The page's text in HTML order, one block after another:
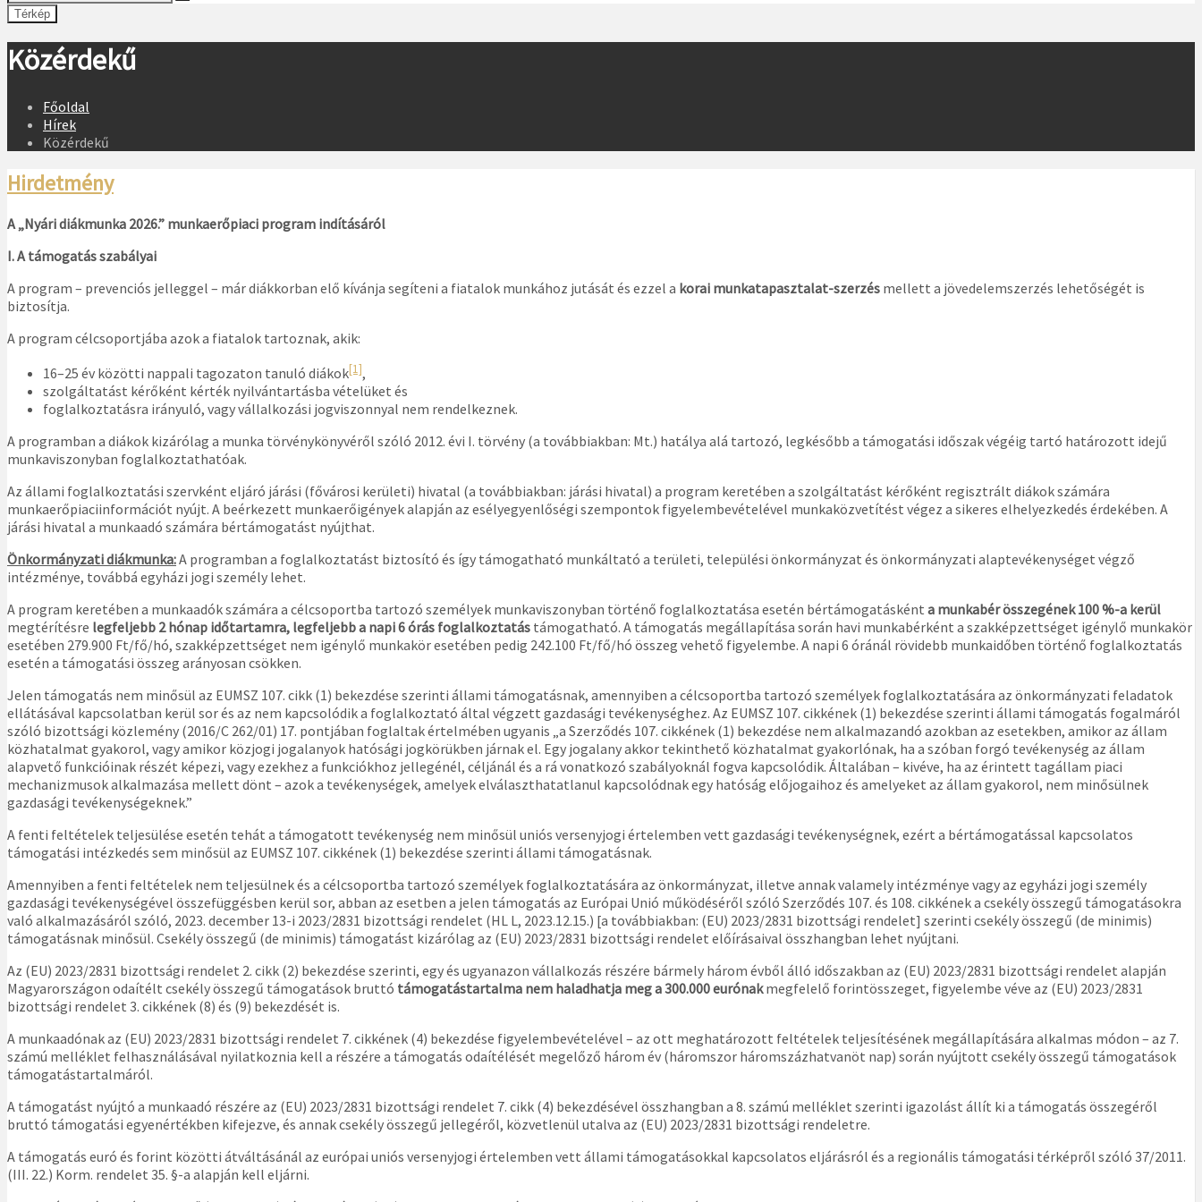
Térkép
Közérdekű
Főoldal
Hírek
Közérdekű
Hirdetmény
A „Nyári diákmunka 2026.” munkaerőpiaci program indításáról
I. A támogatás szabályai
A program – prevenciós jelleggel – már diákkorban elő kívánja segíteni a fiatalok munkához jutását és ezzel a korai munkatapasztalat-szerzés mellett a jövedelemszerzés lehetőségét is
biztosítja.
A program célcsoportjába azok a fiatalok tartoznak, akik:
16–25 év közötti nappali tagozaton tanuló diákok[1],
szolgáltatást kérőként kérték nyilvántartásba vételüket és
foglalkoztatásra irányuló, vagy vállalkozási jogviszonnyal nem rendelkeznek.
A programban a diákok kizárólag a munka törvénykönyvéről szóló 2012. évi I. törvény (a továbbiakban: Mt.) hatálya alá tartozó, legkésőbb a támogatási időszak végéig tartó határozott idejű
munkaviszonyban foglalkoztathatóak.
Az állami foglalkoztatási szervként eljáró járási (fővárosi kerületi) hivatal (a továbbiakban: járási hivatal) a program keretében a szolgáltatást kérőként regisztrált diákok számára
munkaerőpiaciinformációt nyújt. A beérkezett munkaerőigények alapján az esélyegyenlőségi szempontok figyelembevételével munkaközvetítést végez a sikeres elhelyezkedés érdekében. A
járási hivatal a munkaadó számára bértámogatást nyújthat.
Önkormányzati diákmunka:A programban a foglalkoztatást biztosító és így támogatható munkáltató a területi, települési önkormányzat és önkormányzati alaptevékenységet végző
intézménye, továbbá egyházi jogi személy lehet.
A program keretében a munkaadók számára a célcsoportba tartozó személyek munkaviszonyban történő foglalkoztatása esetén bértámogatásként a munkabér összegének 100 %-a kerül
megtérítésre legfeljebb 2 hónap időtartamra, legfeljebb a napi 6 órás foglalkoztatás támogatható. A támogatás megállapítása során havi munkabérként a szakképzettséget igénylő munkakör
esetében 279.900 Ft/fő/hó, szakképzettséget nem igénylő munkakör esetében pedig 242.100 Ft/fő/hó összeg vehető figyelembe. A napi 6 óránál rövidebb munkaidőben történő foglalkoztatás
esetén a támogatási összeg arányosan csökken.
Jelen támogatás nem minősül az EUMSZ 107. cikk (1) bekezdése szerinti állami támogatásnak, amennyiben a célcsoportba tartozó személyek foglalkoztatására az önkormányzati feladatok
ellátásával kapcsolatban kerül sor és az nem kapcsolódik a foglalkoztató által végzett gazdasági tevékenységhez. Az EUMSZ 107. cikkének (1) bekezdése szerinti állami támogatás fogalmáról
szóló bizottsági közlemény (2016/C 262/01) 17. pontjában foglaltak értelmében ugyanis „a Szerződés 107. cikkének (1) bekezdése nem alkalmazandó azokban az esetekben, amikor az állam
közhatalmat gyakorol, vagy amikor közjogi jogalanyok hatósági jogkörükben járnak el. Egy jogalany akkor tekinthető közhatalmat gyakorlónak, ha a szóban forgó tevékenység az állam
alapvető funkcióinak részét képezi, vagy ezekhez a funkciókhoz jellegénél, céljánál és a rá vonatkozó szabályoknál fogva kapcsolódik. Általában – kivéve, ha az érintett tagállam piaci
mechanizmusok alkalmazása mellett dönt – azok a tevékenységek, amelyek elválaszthatatlanul kapcsolódnak egy hatóság előjogaihoz és amelyeket az állam gyakorol, nem minősülnek
gazdasági tevékenységeknek.”
A fenti feltételek teljesülése esetén tehát a támogatott tevékenység nem minősül uniós versenyjogi értelemben vett gazdasági tevékenységnek, ezért a bértámogatással kapcsolatos
támogatási intézkedés sem minősül az EUMSZ 107. cikkének (1) bekezdése szerinti állami támogatásnak.
Amennyiben a fenti feltételek nem teljesülnek és a célcsoportba tartozó személyek foglalkoztatására az önkormányzat, illetve annak valamely intézménye vagy az egyházi jogi személy
gazdasági tevékenységével összefüggésben kerül sor, abban az esetben a jelen támogatás az Európai Unió működéséről szóló Szerződés 107. és 108. cikkének a csekély összegű támogatásokra
való alkalmazásáról szóló, 2023. december 13-i 2023/2831 bizottsági rendelet (HL L, 2023.12.15.) [a továbbiakban: (EU) 2023/2831 bizottsági rendelet] szerinti csekély összegű (de minimis)
támogatásnak minősül. Csekély összegű (de minimis) támogatást kizárólag az (EU) 2023/2831 bizottsági rendelet előírásaival összhangban lehet nyújtani.
Az (EU) 2023/2831 bizottsági rendelet 2. cikk (2) bekezdése szerinti, egy és ugyanazon vállalkozás részére bármely három évből álló időszakban az (EU) 2023/2831 bizottsági rendelet alapján
Magyarországon odaítélt csekély összegű támogatások bruttó támogatástartalma nem haladhatja meg a 300.000 eurónakmegfelelő forintösszeget, figyelembe véve az (EU) 2023/2831
bizottsági rendelet 3. cikkének (8) és (9) bekezdését is.
A munkaadónak az (EU) 2023/2831 bizottsági rendelet 7. cikkének (4) bekezdése figyelembevételével – az ott meghatározott feltételek teljesítésének megállapítására alkalmas módon – az 7.
számú melléklet felhasználásával nyilatkoznia kell a részére a támogatás odaítélését megelőző három év (háromszor háromszázhatvanöt nap) során nyújtott csekély összegű támogatások
támogatástartalmáról.
A támogatást nyújtó a munkaadó részére az (EU) 2023/2831 bizottsági rendelet 7. cikk (4) bekezdésével összhangban a 8. számú melléklet szerinti igazolást állít ki a támogatás összegéről
bruttó támogatási egyenértékben kifejezve, és annak csekély összegű jellegéről, közvetlenül utalva az (EU) 2023/2831 bizottsági rendeletre.
A támogatás euró és forint közötti átváltásánál az európai uniós versenyjogi értelemben vett állami támogatásokkal kapcsolatos eljárásról és a regionális támogatási térképről szóló 37/2011.
(III. 22.) Korm. rendelet 35. §-a alapján kell eljárni.